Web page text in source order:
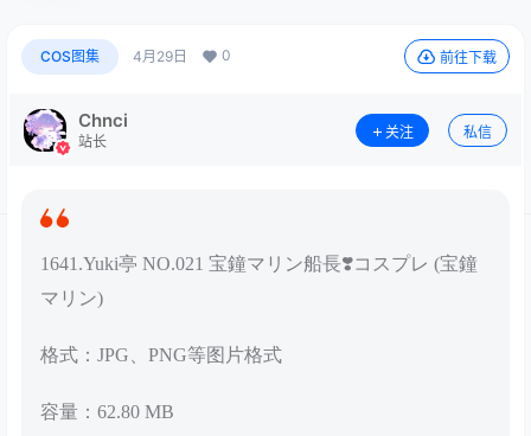
COS图集 4月29日 0 前往下载
Chnci
站长
关注 私信
1641.Yuki亭 NO.021 宝鐘マリン船長❣️コスプレ (宝鐘
マリン)
格式：JPG、PNG等图片格式
容量：62.80 MB